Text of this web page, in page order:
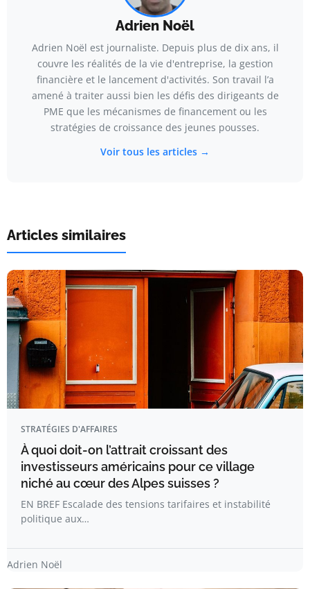
Adrien Noël
Adrien Noël est journaliste. Depuis plus de dix ans, il
couvre les réalités de la vie d'entreprise, la gestion
financière et le lancement d'activités. Son travail l’a
amené à traiter aussi bien les défis des dirigeants de
PME que les mécanismes de financement ou les
stratégies de croissance des jeunes pousses.
Voir tous les articles →
Articles similaires
STRATÉGIES D'AFFAIRES
À quoi doit-on l’attrait croissant des
investisseurs américains pour ce village
niché au cœur des Alpes suisses ?
EN BREF Escalade des tensions tarifaires et instabilité
politique aux…
Adrien Noël